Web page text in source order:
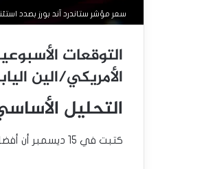
سعر مؤشر ستاندرد آند بورز بصدد استئناف
التوقعات
الأمريكي/الين
التحليل
كتبت في 15 ديسمبر أن أفضل فرص التداول لهذا الأسبوع من المرجح أن تكون: